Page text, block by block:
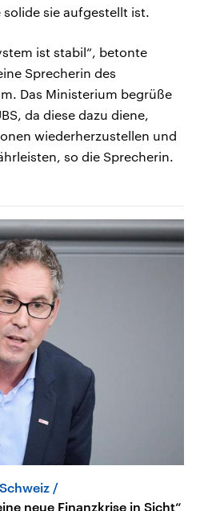
sie aufgestellt ist.
ist stabil“, betonte
Sprecherin des
Das Ministerium begrüße
da diese dazu diene,
wiederherzustellen und
so die Sprecherin.
neue Finanzkrise in Sicht“